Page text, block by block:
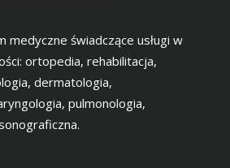
medyczne świadczące usługi w
ortopedia, rehabilitacja,
dermatologia,
pulmonologia,